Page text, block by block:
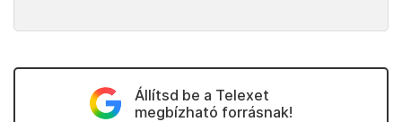
Állítsd be a Telexet
megbízható forrásnak!